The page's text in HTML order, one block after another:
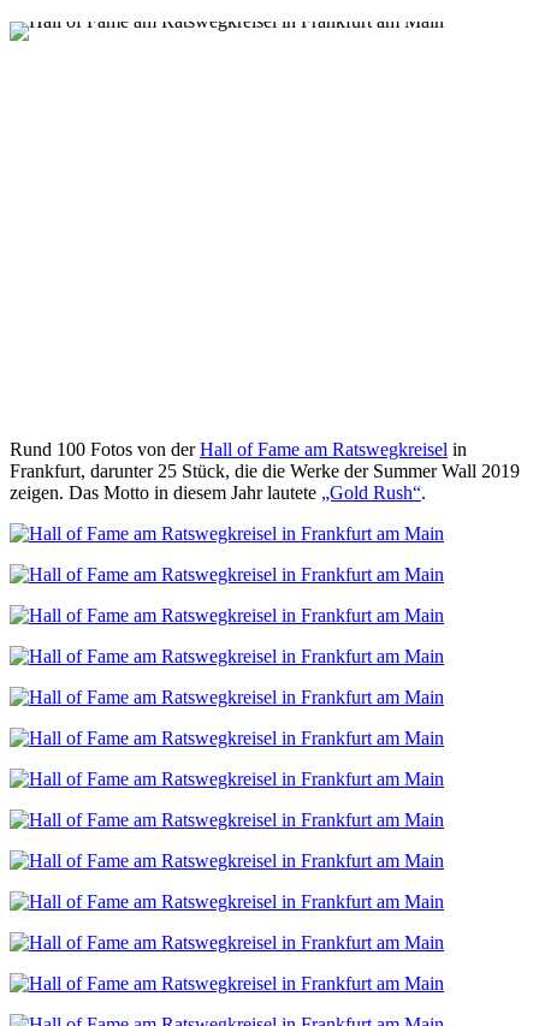
Rund 100 Fotos von derHall of Fame am Ratswegkreisel in
Frankfurt, darunter 25 Stück, die die Werke der Summer Wall 2019
zeigen. Das Motto in diesem Jahr lautete „Gold Rush“.